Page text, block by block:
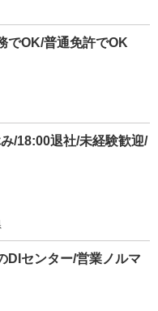
でOK/普通免許でOK
/18:00退社/未経験歓迎/
DIセンター/営業ノルマ